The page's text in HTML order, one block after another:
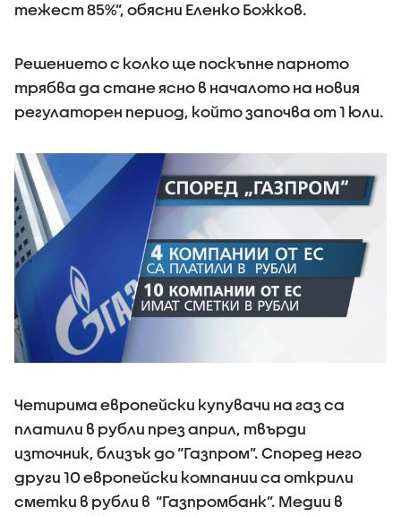
тежест 85%”, обясни Еленко Божков.
Решението с колко ще поскъпне парното
трябва да стане ясно в началото на новия
регулаторен период, който започва от 1 юли.
Четирима европейски купувачи на газ са
платили в рубли през април, твърди
източник, близък до “Газпром”. Според него
други 10 европейски компании са открили
сметки в рубли в “Газпромбанк”. Медии в